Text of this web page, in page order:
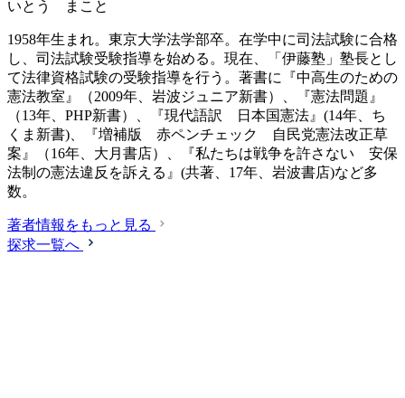
いとう まこと
1958年生まれ。東京大学法学部卒。在学中に司法試験に合格
し、司法試験受験指導を始める。現在、「伊藤塾」塾長とし
て法律資格試験の受験指導を行う。著書に『中高生のための
憲法教室』（2009年、岩波ジュニア新書）、『憲法問題』
（13年、PHP新書）、『現代語訳 日本国憲法』(14年、ち
くま新書)、『増補版 赤ペンチェック 自民党憲法改正草
案』（16年、大月書店）、『私たちは戦争を許さない 安保
法制の憲法違反を訴える』(共著、17年、岩波書店)など多
数。
著者情報をもっと見る
探求一覧へ